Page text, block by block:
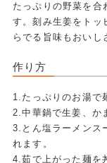
たっぷりの野菜を合
す。刻み生姜をトッ
らでる旨味もおいし
作り方
1.たっぷりのお湯で
2.中華鍋で生姜、か
3.とん塩ラーメンス
れます。
4.茹で上がった麺を